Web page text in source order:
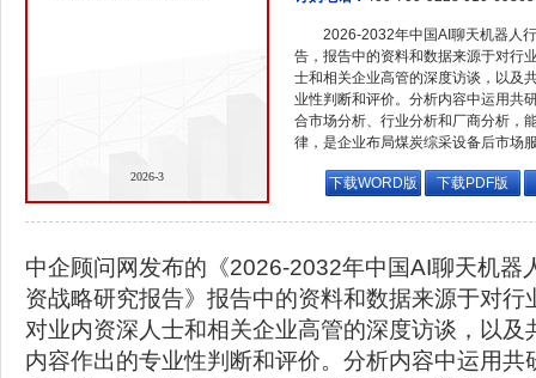
2026-3
2026-2032年中国AI聊天机器人
告，报告中的资料和数据来源于对行
士和相关企业高管的深度访谈，以及
业性判断和评价。分析内容中运用共
合市场分析、行业分析和厂商分析，
律，是企业布局煤炭综采设备后市场
下载WORD版 下载PDF版
中企顾问网发布的《2026-2032年中国AI聊天机器
资战略研究报告》报告中的资料和数据来源于对行
对业内资深人士和相关企业高管的深度访谈，以及
内容作出的专业性判断和评价。分析内容中运用共